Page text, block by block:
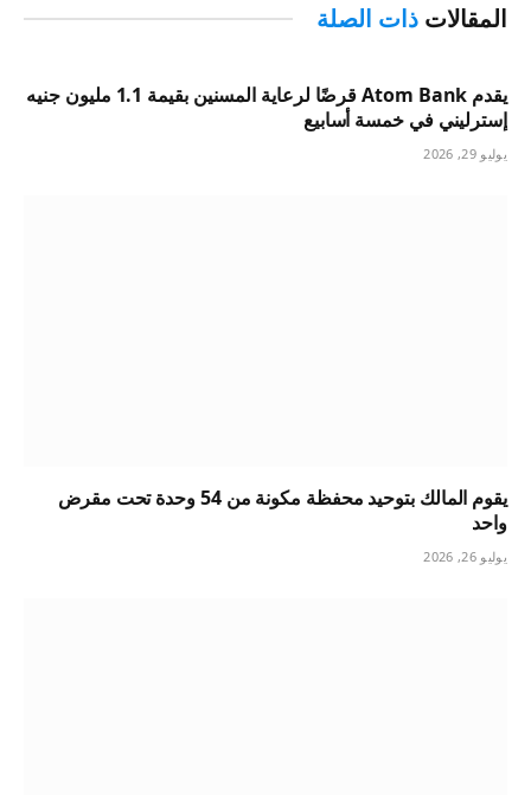
المقالات ذات الصلة
يقدم Atom Bank قرضًا لرعاية المسنين بقيمة 1.1 مليون جنيه
إسترليني في خمسة أسابيع
يوليو 29, 2026
يقوم المالك بتوحيد محفظة مكونة من 54 وحدة تحت مقرض
واحد
يوليو 26, 2026